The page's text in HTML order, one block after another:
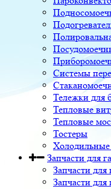
Системы
Тележки для
Тепловые
Тепловые
Тостеры
Запчасти для
Запчасти
Запчасти